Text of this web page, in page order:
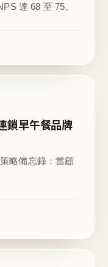
達 68 至 75。
鎖早午餐品牌
略備忘錄：當顧